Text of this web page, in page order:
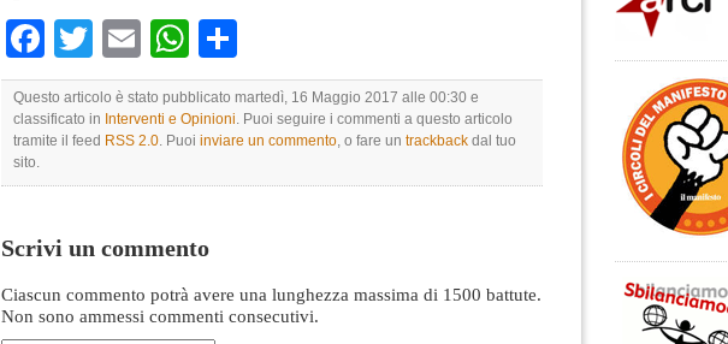
Facebook
TwitterEmailWhatsApp
Questo articolo è stato pubblicato martedì, 16 Maggio 2017 alle 00:30 e
classificato in Interventi e Opinioni. Puoi seguire i commenti a questo articolo
tramite il feed RSS 2.0. Puoi inviare un commento, o fare un trackback dal tuo
sito.
Scrivi un commento
Ciascun commento potrà avere una lunghezza massima di 1500 battute.
Non sono ammessi commenti consecutivi.